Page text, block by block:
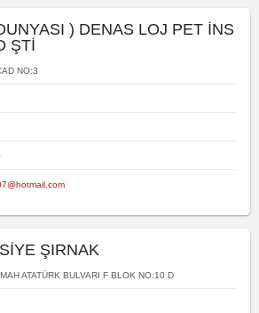
) DENAS LOJ PET İNS
ŞTİ
NO:3
ŞIRNAK
ATATÜRK BULVARI F BLOK NO:10 D